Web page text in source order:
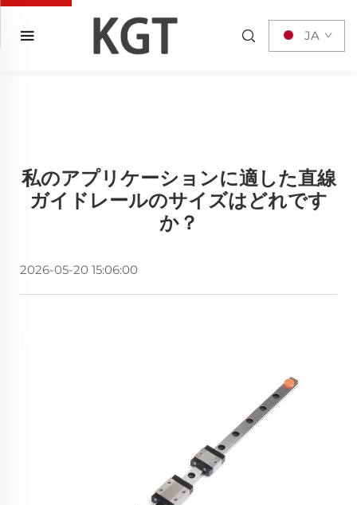
JA
私のアプリケーションに適した直線
ガイドレールのサイズはどれです
か？
2026-05-20 15:06:00